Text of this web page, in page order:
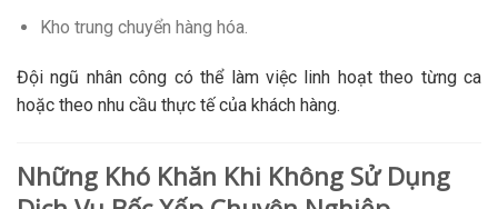
Kho trung chuyển hàng hóa.
Đội ngũ nhân công có thể làm việc linh hoạt theo từng ca
hoặc theo nhu cầu thực tế của khách hàng.
Những Khó Khăn Khi Không Sử Dụng